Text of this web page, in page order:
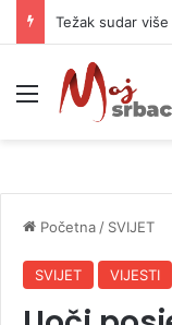
Meni
Početna / SVIJET
SVIJET VIJESTI